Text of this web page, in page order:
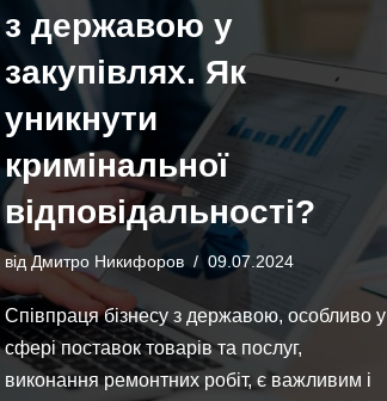
з державою у
закупівлях. Як
уникнути
кримінальної
відповідальності?
від Дмитро Никифоров 09.07.2024
Співпраця бізнесу з державою, особливо у
сфері поставок товарів та послуг,
виконання ремонтних робіт, є важливим і